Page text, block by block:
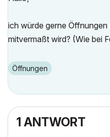
ich würde gerne
mitvermaßt wird? (Wie bei
Öffnungen
1 ANTWORT